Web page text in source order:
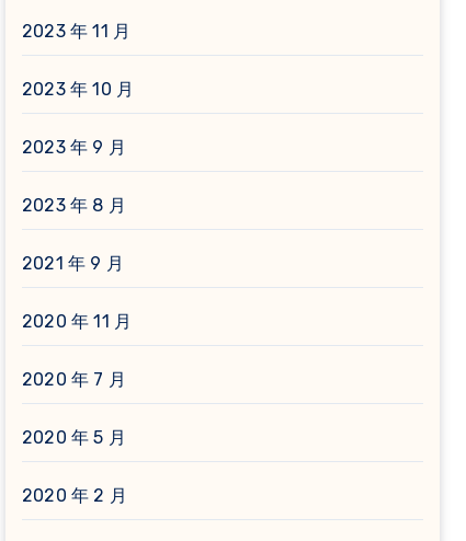
2023 年 11 月
2023 年 10 月
2023 年 9 月
2023 年 8 月
2021 年 9 月
2020 年 11 月
2020 年 7 月
2020 年 5 月
2020 年 2 月